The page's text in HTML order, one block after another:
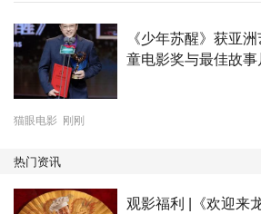
《少年苏醒》获亚
童电影奖与最佳故事
猫眼电影 刚刚
热门资讯
观影福利 |《欢迎来